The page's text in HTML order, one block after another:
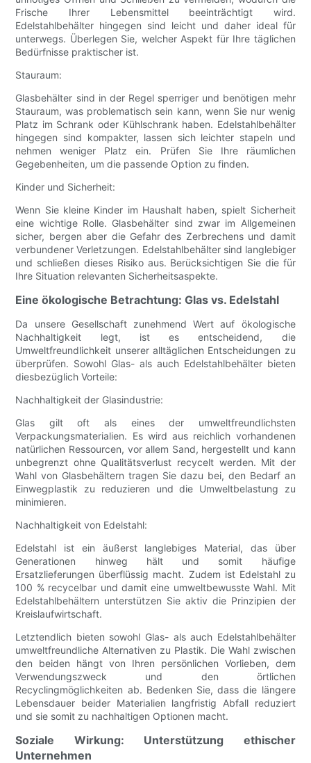
Frische Ihrer Lebensmittel beeinträchtigt wird.
Edelstahlbehälter hingegen sind leicht und daher ideal für
unterwegs. Überlegen Sie, welcher Aspekt für Ihre täglichen
Bedürfnisse praktischer ist.
Stauraum:
Glasbehälter sind in der Regel sperriger und benötigen mehr
Stauraum, was problematisch sein kann, wenn Sie nur wenig
Platz im Schrank oder Kühlschrank haben. Edelstahlbehälter
hingegen sind kompakter, lassen sich leichter stapeln und
nehmen weniger Platz ein. Prüfen Sie Ihre räumlichen
Gegebenheiten, um die passende Option zu finden.
Kinder und Sicherheit:
Wenn Sie kleine Kinder im Haushalt haben, spielt Sicherheit
eine wichtige Rolle. Glasbehälter sind zwar im Allgemeinen
sicher, bergen aber die Gefahr des Zerbrechens und damit
verbundener Verletzungen. Edelstahlbehälter sind langlebiger
und schließen dieses Risiko aus. Berücksichtigen Sie die für
Ihre Situation relevanten Sicherheitsaspekte.
Eine ökologische Betrachtung: Glas vs. Edelstahl
Da unsere Gesellschaft zunehmend Wert auf ökologische
Nachhaltigkeit legt, ist es entscheidend, die
Umweltfreundlichkeit unserer alltäglichen Entscheidungen zu
überprüfen. Sowohl Glas- als auch Edelstahlbehälter bieten
diesbezüglich Vorteile:
Nachhaltigkeit der Glasindustrie:
Glas gilt oft als eines der umweltfreundlichsten
Verpackungsmaterialien. Es wird aus reichlich vorhandenen
natürlichen Ressourcen, vor allem Sand, hergestellt und kann
unbegrenzt ohne Qualitätsverlust recycelt werden. Mit der
Wahl von Glasbehältern tragen Sie dazu bei, den Bedarf an
Einwegplastik zu reduzieren und die Umweltbelastung zu
minimieren.
Nachhaltigkeit von Edelstahl:
Edelstahl ist ein äußerst langlebiges Material, das über
Generationen hinweg hält und somit häufige
Ersatzlieferungen überflüssig macht. Zudem ist Edelstahl zu
100 % recycelbar und damit eine umweltbewusste Wahl. Mit
Edelstahlbehältern unterstützen Sie aktiv die Prinzipien der
Kreislaufwirtschaft.
Letztendlich bieten sowohl Glas- als auch Edelstahlbehälter
umweltfreundliche Alternativen zu Plastik. Die Wahl zwischen
den beiden hängt von Ihren persönlichen Vorlieben, dem
Verwendungszweck und den örtlichen
Recyclingmöglichkeiten ab. Bedenken Sie, dass die längere
Lebensdauer beider Materialien langfristig Abfall reduziert
und sie somit zu nachhaltigen Optionen macht.
Soziale Wirkung: Unterstützung ethischer
Unternehmen